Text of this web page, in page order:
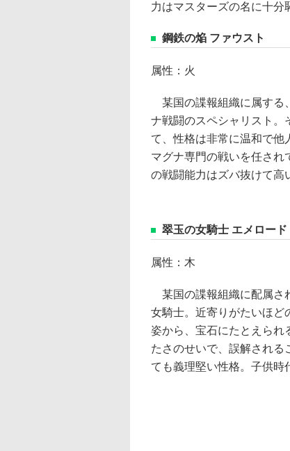
力はマスターズの名に十分
鋼鉄の焔 ファウスト
属性：火
某国の諜報組織に属する
ナ戦闘のスペシャリスト。
て、性格は非常に温和で他
マグナ専門の戦いを任され
の戦闘能力はズバ抜けて高
翠玉の女騎士 エメロード
属性：木
某国の諜報組織に配属さ
女騎士。近寄りがたいほど
姿から、宝石にたとえられ
たさのせいで、誤解される
ても義理堅い性格。子供時